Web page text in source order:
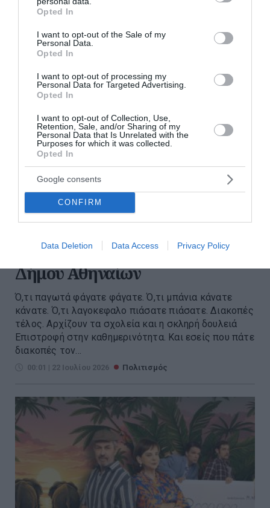
grant or deny consent to Google and its third-party tags to
use your data for below specified purposes in below Google
consent section.
Opted In
I want to opt-out of the Sale of my
Personal Data.
Opted In
I want to opt-out of processing my
Personal Data for Targeted Advertising.
Opted In
I want to opt-out of Collection, Use,
Retention, Sale, and/or Sharing of my
Personal Data that Is Unrelated with the
Purposes for which it was collected.
Opted In
Google consents
CONFIRM
Data Deletion Data Access Privacy Policy
διαβάστε επίσης
περισσότερες ειδήσεις από το lykavitos.gr
Οι Σκιαδαρέσες στην Τεχνόπολη
Δήμου Αθηναίων
Ό,τι παγωτά φάγατε φάγατε. Ό,τι μπάνια κάνατε
κάνατε. Ό,τι λαγοκεφαλο πιάσατε πιάσατε. Διακοπές
τέλος. Αρχίζουν τα σχολεία και η σκληρή δουλειά
Επιστροφή στην καθημερινότητα. Και εσείς που πάτε
διακοπές τον...
00:01 | 22 Ιουλίου 2026 Πολιτισμός